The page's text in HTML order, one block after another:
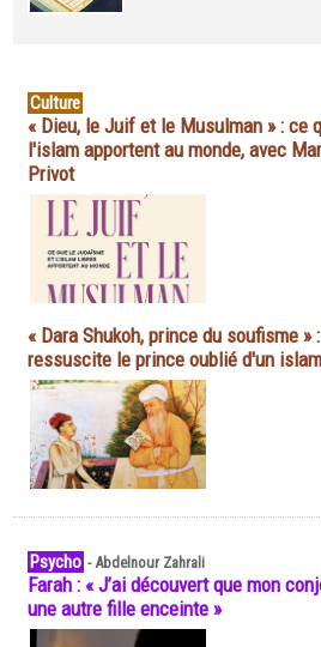
Culture
« Dieu, le Juif et le Musulman » : ce
l'islam apportent au monde, avec
Privot
« Dara Shukoh, prince du soufisme »
ressuscite le prince oublié d'un
Psycho -Abdelnour Zahrali
Farah : « J’ai découvert que mon
une autre fille enceinte »